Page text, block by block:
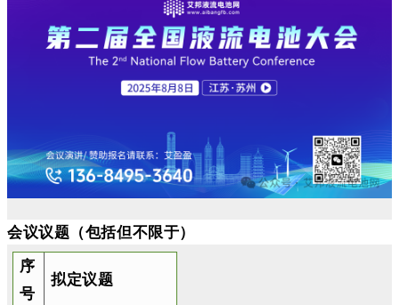
会议议题（包括但不限于）
序
号
拟定议题